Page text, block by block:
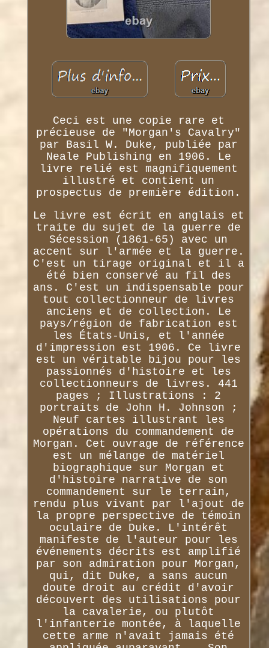
Ceci est une copie rare et
précieuse de "Morgan's Cavalry"
par Basil W. Duke, publiée par
Neale Publishing en 1906. Le
livre relié est magnifiquement
illustré et contient un
prospectus de première édition.
Le livre est écrit en anglais et
traite du sujet de la guerre de
Sécession (1861-65) avec un
accent sur l'armée et la guerre.
C'est un tirage original et il a
été bien conservé au fil des
ans. C'est un indispensable pour
tout collectionneur de livres
anciens et de collection. Le
pays/région de fabrication est
les États-Unis, et l'année
d'impression est 1906. Ce livre
est un véritable bijou pour les
passionnés d'histoire et les
collectionneurs de livres. 441
pages ; Illustrations : 2
portraits de John H. Johnson ;
Neuf cartes illustrant les
opérations du commandement de
Morgan. Cet ouvrage de référence
est un mélange de matériel
biographique sur Morgan et
d'histoire narrative de son
commandement sur le terrain,
rendu plus vivant par l'ajout de
la propre perspective de témoin
oculaire de Duke. L'intérêt
manifeste de l'auteur pour les
événements décrits est amplifié
par son admiration pour Morgan,
qui, dit Duke, a sans aucun
doute droit au crédit d'avoir
découvert des utilisations pour
la cavalerie, ou plutôt
l'infanterie montée, à laquelle
cette arme n'avait jamais été